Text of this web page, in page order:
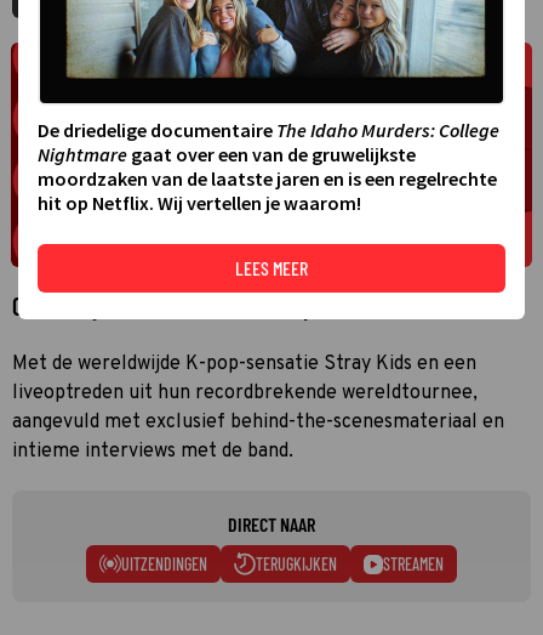
Over Stray Kids: The dominATE Experience
Met de wereldwijde K-pop-sensatie Stray Kids en een
liveoptreden uit hun recordbrekende wereldtournee,
aangevuld met exclusief behind-the-scenesmateriaal en
intieme interviews met de band.
DIRECT NAAR
UITZENDINGEN TERUGKIJKEN STREAMEN
De driedelige documentaire The Idaho Murders: College
Nightmare gaat over een van de gruwelijkste
moordzaken van de laatste jaren en is een regelrechte
hit op Netflix. Wij vertellen je waarom!
LEES MEER